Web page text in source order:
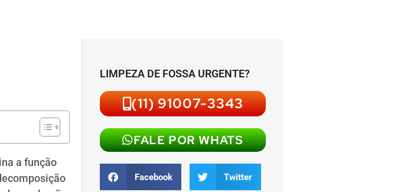
a função
LIMPEZA DE FOSSA URGENTE?
(11) 91007-3343
FALE POR WHATS
Facebook Twitter